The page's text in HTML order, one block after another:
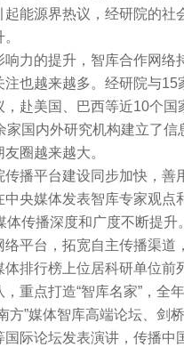
起能源界热议，经研院的社
响力的提升，智库合作网络
注也越来越多。经研院与15
，赴美国、巴西等近10个国
家国内外研究机构建立了信
圈越来越大。
传播平台建设同步加快，善
中央媒体发表智库专家观点
体传播深度和广度不断提升
络平台，拓宽自主传播渠道
体排行榜上位居科研单位前
，重点打造“智库名家”，全
方”媒体智库高端论坛、剑
际论坛发表演讲，传播中